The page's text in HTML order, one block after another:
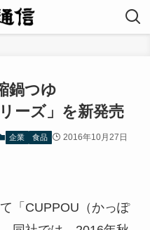
鍋つゆ
ーズ」を新発売
企業 食品 2016年10月27日
「CUPPOU（かっぽ